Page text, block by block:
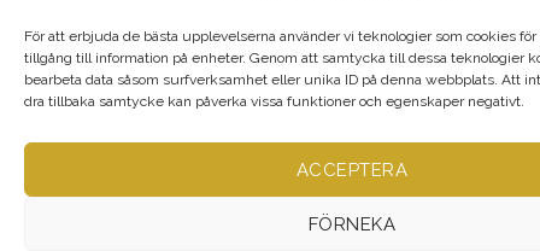
För att erbjuda de bästa upplevelserna använder vi teknologier som cookies
tillgång till information på enheter. Genom att samtycka till dessa teknologier
bearbeta data såsom surfverksamhet eller unika ID på denna webbplats. Att
dra tillbaka samtycke kan påverka vissa funktioner och egenskaper negativt.
ACCEPTERA
FÖRNEKA